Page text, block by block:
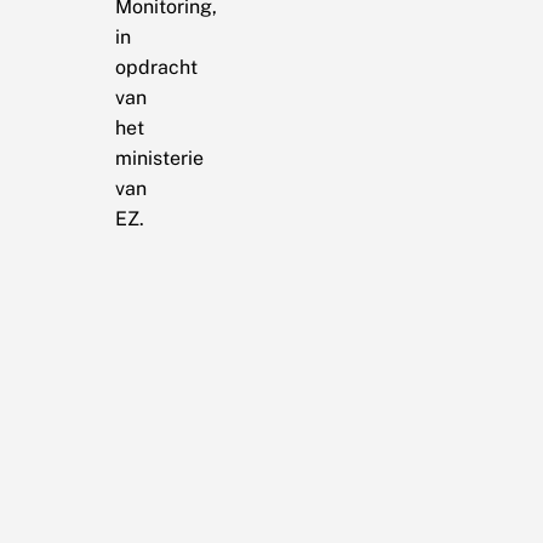
Monitoring,
in
opdracht
van
het
ministerie
van
EZ.